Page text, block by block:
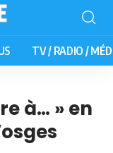
TV / RADIO /
à… » en